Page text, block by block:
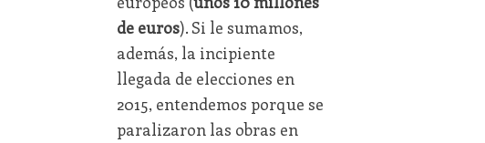
de euros). Si le sumamos,
además, la incipiente
llegada de elecciones en
2015, entendemos porque se
paralizaron las obras en